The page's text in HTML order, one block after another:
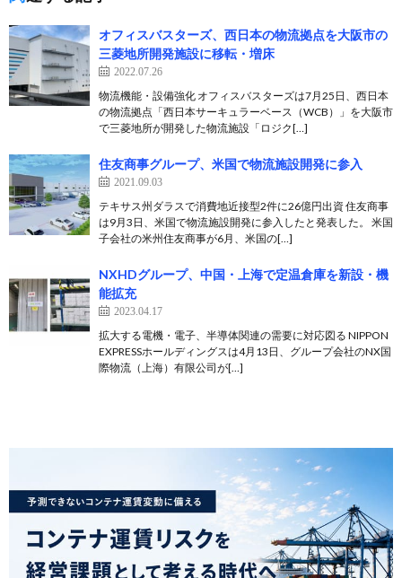
オフィスバスターズ、西日本の物流拠点を大阪市の
三菱地所開発施設に移転・増床
2022.07.26
物流機能・設備強化 オフィスバスターズは7月25日、西日本
の物流拠点「西日本サーキュラーベース（WCB）」を大阪市
で三菱地所が開発した物流施設「ロジク[…]
住友商事グループ、米国で物流施設開発に参入
2021.09.03
テキサス州ダラスで消費地近接型2件に26億円出資 住友商事
は9月3日、米国で物流施設開発に参入したと発表した。 米国
子会社の米州住友商事が6月、米国の[…]
NXHDグループ、中国・上海で定温倉庫を新設・機
能拡充
2023.04.17
拡大する電機・電子、半導体関連の需要に対応図る NIPPON
EXPRESSホールディングスは4月13日、グループ会社のNX国
際物流（上海）有限公司が[…]